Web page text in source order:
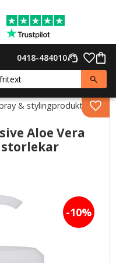
support_agent
0418-484010
& stylingprodukter
Aloe Vera
storlekar
10%